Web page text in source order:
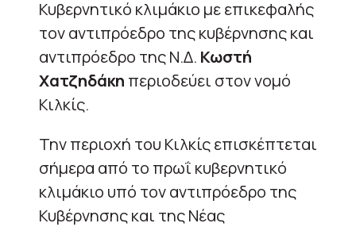
Κυβερνητικό κλιμάκιο με επικεφαλής
τον αντιπρόεδρο της κυβέρνησης και
αντιπρόεδρο της Ν.Δ. Κωστή
Χατζηδάκη περιοδεύει στον νομό
Κιλκίς.
Την περιοχή του Κιλκίς επισκέπτεται
σήμερα από το πρωΐ κυβερνητικό
κλιμάκιο υπό τον αντιπρόεδρο της
Κυβέρνησης και της Νέας